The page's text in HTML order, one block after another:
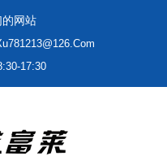
网站
17:30